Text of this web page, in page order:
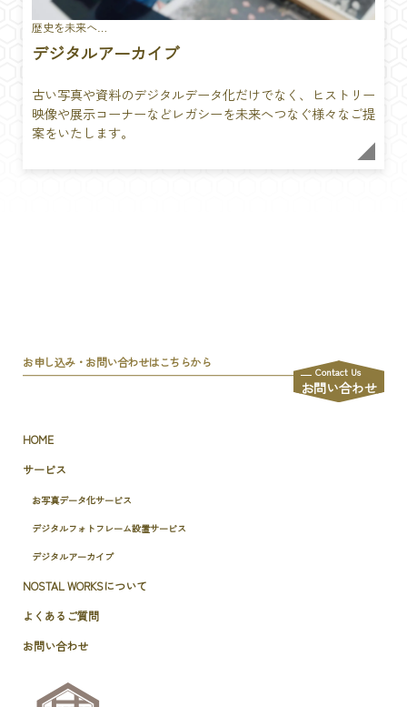
歴史を未来へ…
デジタルアーカイブ
古い写真や資料のデジタルデータ化だけでなく、ヒストリー
映像や展示コーナーなどレガシーを未来へつなぐ様々なご提
案をいたします。
お申し込み・お問い合わせはこちらから
Contact Us
お問い合わせ
HOME
サービス
お写真データ化サービス
デジタルフォトフレーム設置サービス
デジタルアーカイブ
NOSTAL WORKSについて
よくあるご質問
お問い合わせ